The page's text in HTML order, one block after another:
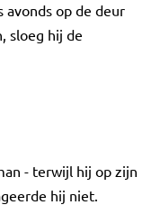
avonds op de deur
sloeg hij de
- terwijl hij op zijn
hij niet.